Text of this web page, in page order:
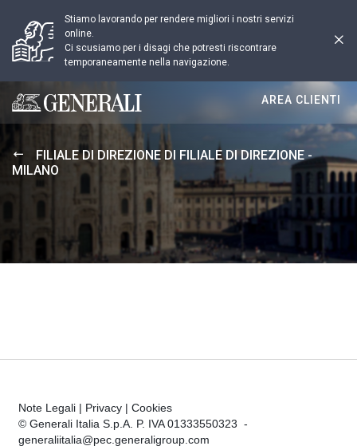
Stiamo lavorando per rendere migliori i nostri servizi
online.
Ci scusiamo per i disagi che potresti riscontrare
temporaneamente nella navigazione.
Generali logo
AREA CLIENTI
FILIALE DI DIREZIONE DI FILIALE DI DIREZIONE -
MILANO
Note Legali | Privacy | Cookies
© Generali Italia S.p.A. P. IVA 01333550323 -
generaliitalia@pec.generaligroup.com